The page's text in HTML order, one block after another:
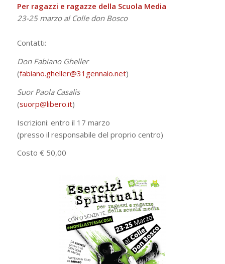
Per ragazzi e ragazze della Scuola Media
23-25 marzo al Colle don Bosco
Contatti:
Don Fabiano Gheller
(fabiano.gheller@31gennaio.net)
Suor Paola Casalis
(suorp@libero.it)
Iscrizioni: entro il 17 marzo
(presso il responsabile del proprio centro)
Costo € 50,00